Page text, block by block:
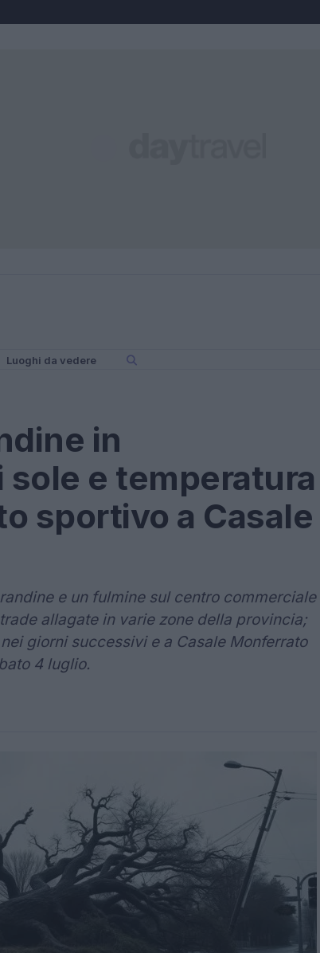
Luoghi da vedere
in
e temperatura
sportivo a Casale
e un fulmine sul centro commerciale
allagate in varie zone della provincia;
giorni successivi e a Casale Monferrato
4 luglio.